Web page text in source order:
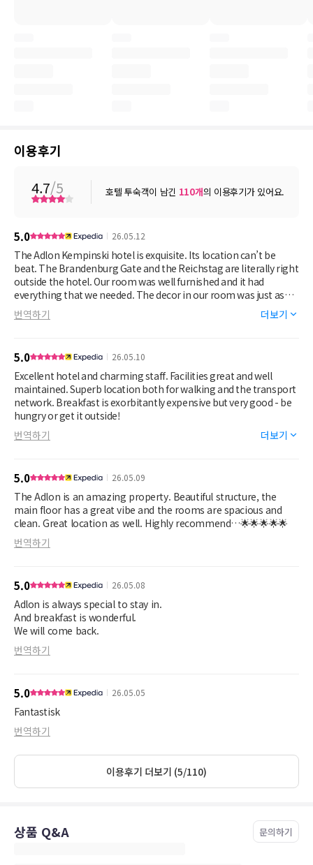
이용후기
4.7/5 호텔 투숙객이 남긴 110개의 이용후기가 있어요.
5.0 26.05.12
The Adlon Kempinski hotel is exquisite. Its location can’t be
beat. The Brandenburg Gate and the Reichstag are literally right
outside the hotel. Our room was well furnished and it had
everything that we needed. The decor in our room was just as
beautiful as the rest of the hotel. We had an amazing breakfast
upstairs with a beautiful view of the American Embassy and the
bartenders, and the lady-in-red. We stayed there for five days and
we didn’t want to leave. We can’t wait to visit the Adlon
Kempinski again.
번역하기 더보기
5.0 26.05.10
Excellent hotel and charming staff. Facilities great and well
maintained. Superb location both for walking and the transport
network. Breakfast is exorbitantly expensive but very good - be
hungry or get it outside!
번역하기
더보기
5.0 26.05.09
The Adlon is an amazing property. Beautiful structure, the
main floor has a great vibe and the rooms are spacious and
clean. Great location as well. Highly recommend…🌟🌟🌟🌟🌟
번역하기
5.0 26.05.08
Adlon is always special to stay in.
And breakfast is wonderful.
We will come back.
번역하기
5.0 26.05.05
Fantastisk
번역하기
이용후기 더보기 (5/110)
상품 Q&A 문의하기